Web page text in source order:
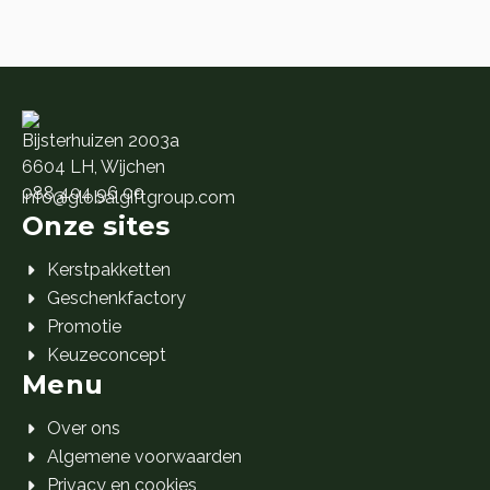
Bijsterhuizen 2003a
6604 LH, Wijchen
088 404 96 00
info@globalgiftgroup.com
Onze sites
Kerstpakketten
Geschenkfactory
Promotie
Keuzeconcept
Menu
Over ons
Algemene voorwaarden
Privacy en cookies